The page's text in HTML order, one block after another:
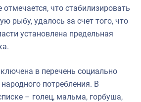
что стабилизировать
рыбу, удалось за счет того, что
установлена предельная
в перечень социально
потребления. В
– голец, мальма, горбуша,